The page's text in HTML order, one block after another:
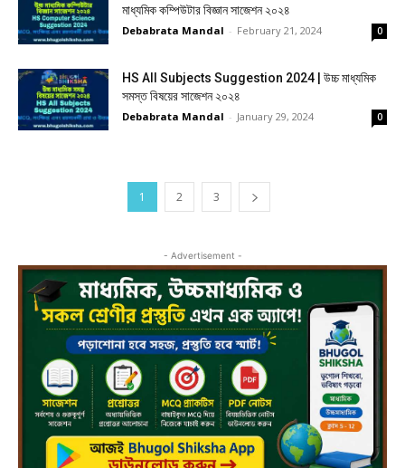
মাধ্যমিক কম্পিউটার বিজ্ঞান সাজেশন ২০২৪
Debabrata Mandal - February 21, 2024 0
HS All Subjects Suggestion 2024 | উচ্চ মাধ্যমিক
সমস্ত বিষয়ের সাজেশন ২০২৪
Debabrata Mandal - January 29, 2024 0
1 2 3
- Advertisement -